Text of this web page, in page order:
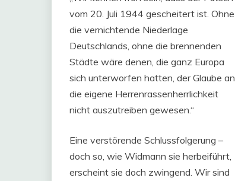
vom 20. Juli 1944 gescheitert ist. Ohne
die vernichtende Niederlage
Deutschlands, ohne die brennenden
Städte wäre denen, die ganz Europa
sich unterworfen hatten, der Glaube an
die eigene Herrenrassenherrlichkeit
nicht auszutreiben gewesen.“
Eine verstörende Schlussfolgerung –
doch so, wie Widmann sie herbeiführt,
erscheint sie doch zwingend. Wir sind